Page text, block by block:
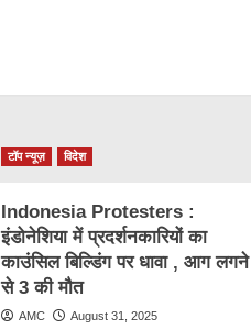
टॉप न्यूज़ विदेश
Indonesia Protesters :
इंडोनेशिया में प्रदर्शनकारियों का
काउंसिल बिल्डिंग पर धावा , आग लगने
से 3 की मौत
AMC August 31, 2025